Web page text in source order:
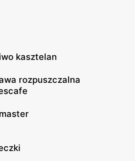
kasztelan
rozpuszczalna